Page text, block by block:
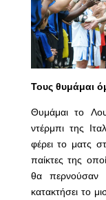
Τους θυμάμαι
Θυμάμαι το
ντέρμπι της
φέρει το ματς
παίκτες της
θα περνούσαν
κατακτήσει το